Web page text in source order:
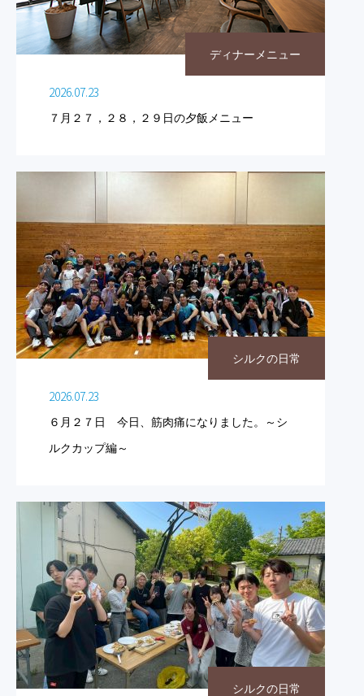
ディナーメニュー
2026.07.23
７月２７，２８，２９日の夕飯メニュー
シルクの日常
2026.07.23
６月２７日 今日、筋肉痛になりました。～シ
ルクカップ編～
シルクの日常